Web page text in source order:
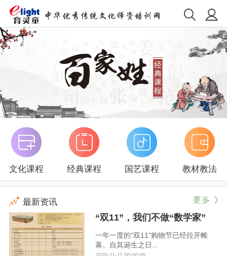
文化课程 经典课程 国艺课程 教材教法
最新资讯
“双11”，我们不做“数学家”
一年一度的“双11”购物节已经拉开帷
幕。自其诞生之日...